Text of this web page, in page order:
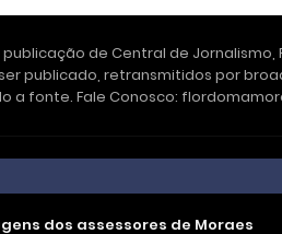
publicação de Central de Jornalismo,
publicado, retransmitidos por
a fonte. Fale Conosco:
dos assessores de Moraes